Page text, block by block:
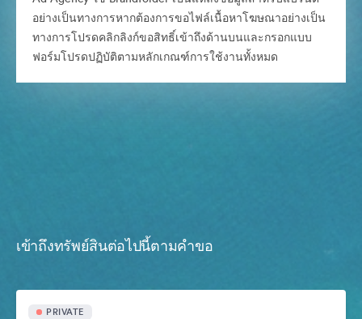
อย่างเป็นทางการหากต้องการขอไฟล์เนื้อหาโฆษณาอย่างเป็น
ทางการโปรดคลิกลิงก์ขอสิทธิ์เข้าถึงด้านบนและกรอกแบบ
ฟอร์มโปรดปฏิบัติตามหลักเกณฑ์การใช้งานทั้งหมด
เข้าถึงทรัพย์สินต่อไปนี้ตามคำขอ
PRIVATE